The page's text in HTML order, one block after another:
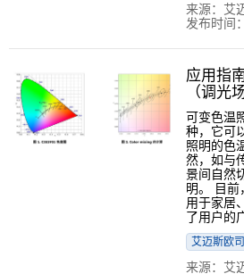
来源：艾
发布时间
应用指
（调光
可变色温
种，它可
照明的色
然，如与
景间自然
明。 目
用于家居
了用户的
艾迈斯欧
来源：艾